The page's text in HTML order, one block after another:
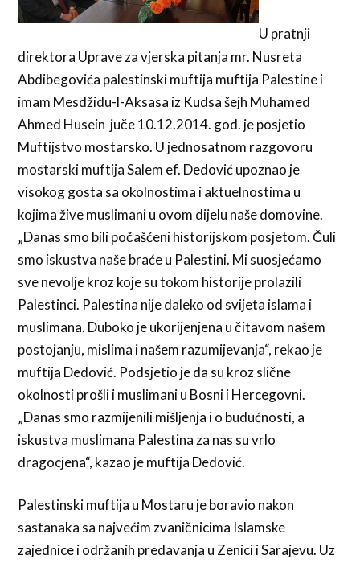
U pratnji
direktora Uprave za vjerska pitanja mr. Nusreta
Abdibegovića palestinski muftija muftija Palestine i
imam Mesdžidu-l-Aksasa iz Kudsa šejh Muhamed
Ahmed Husein juče 10.12.2014. god. je posjetio
Muftijstvo mostarsko. U jednosatnom razgovoru
mostarski muftija Salem ef. Dedović upoznao je
visokog gosta sa okolnostima i aktuelnostima u
kojima žive muslimani u ovom dijelu naše domovine.
„Danas smo bili počašćeni historijskom posjetom. Čuli
smo iskustva naše braće u Palestini. Mi suosjećamo
sve nevolje kroz koje su tokom historije prolazili
Palestinci. Palestina nije daleko od svijeta islama i
muslimana. Duboko je ukorijenjena u čitavom našem
postojanju, mislima i našem razumijevanja“, rekao je
muftija Dedović. Podsjetio je da su kroz slične
okolnosti prošli i muslimani u Bosni i Hercegovni.
„Danas smo razmijenili mišljenja i o budućnosti, a
iskustva muslimana Palestina za nas su vrlo
dragocjena“, kazao je muftija Dedović.
Palestinski muftija u Mostaru je boravio nakon
sastanaka sa najvećim zvaničnicima Islamske
zajednice i održanih predavanja u Zenici i Sarajevu. Uz